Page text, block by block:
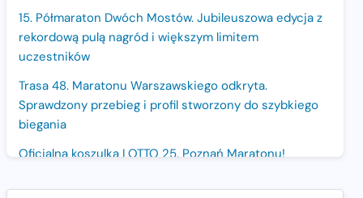
15. Półmaraton Dwóch Mostów. Jubileuszowa edycja z
rekordową pulą nagród i większym limitem
uczestników
Trasa 48. Maratonu Warszawskiego odkryta.
Sprawdzony przebieg i profil stworzony do szybkiego
biegania
Oficjalna koszulka LOTTO 25. Poznań Maratonu!